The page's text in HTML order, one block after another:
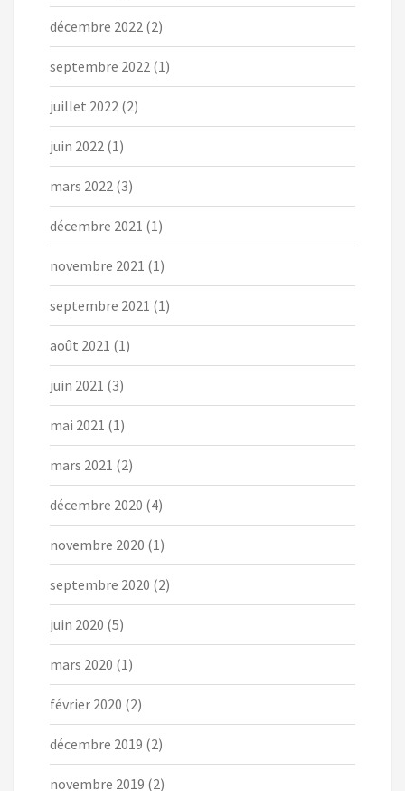
décembre 2022 (2)
septembre 2022 (1)
juillet 2022 (2)
juin 2022 (1)
mars 2022 (3)
décembre 2021 (1)
novembre 2021 (1)
septembre 2021 (1)
août 2021 (1)
juin 2021 (3)
mai 2021 (1)
mars 2021 (2)
décembre 2020 (4)
novembre 2020 (1)
septembre 2020 (2)
juin 2020 (5)
mars 2020 (1)
février 2020 (2)
décembre 2019 (2)
novembre 2019 (2)